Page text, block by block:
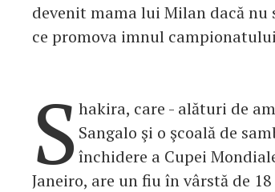
devenit mama lui Milan dacă
ce promova imnul
S hakira, care - alături de
Sangalo şi o şcoală de
închidere a Cupei
Janeiro, are un fiu în vârstă de